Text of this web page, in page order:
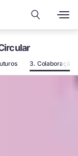
Futuros 3. Colaboração